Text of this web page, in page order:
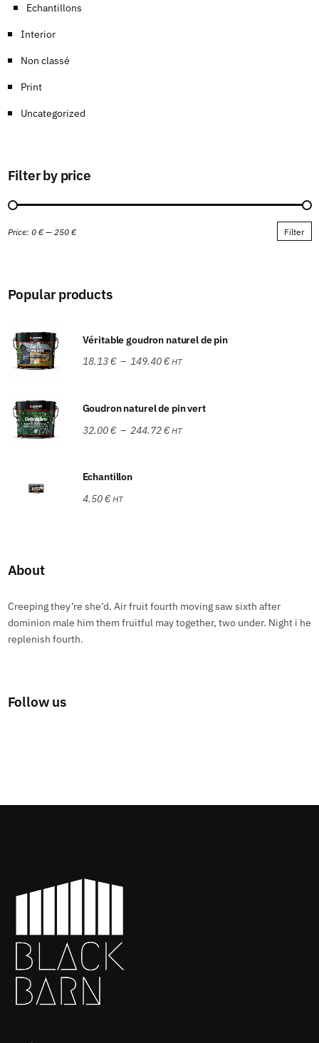
Echantillons
Interior
Non classé
Print
Uncategorized
Filter by price
Price: 0 €— 250 € Filter
Popular products
Véritable goudron naturel de pin
18.13€ – 149.40€ HT
Goudron naturel de pin vert
32.00€ – 244.72€ HT
Echantillon
4.50€ HT
About
Creeping they’re she’d. Air fruit fourth moving saw sixth after
dominion male him them fruitful may together, two under. Night i he
replenish fourth.
Follow us